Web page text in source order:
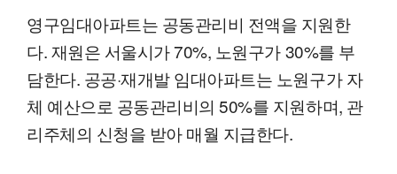
영구임대아파트는 공동관리비 전액을 지원한
다. 재원은 서울시가 70%, 노원구가 30%를 부
담한다. 공공·재개발 임대아파트는 노원구가 자
체 예산으로 공동관리비의 50%를 지원하며, 관
리주체의 신청을 받아 매월 지급한다.